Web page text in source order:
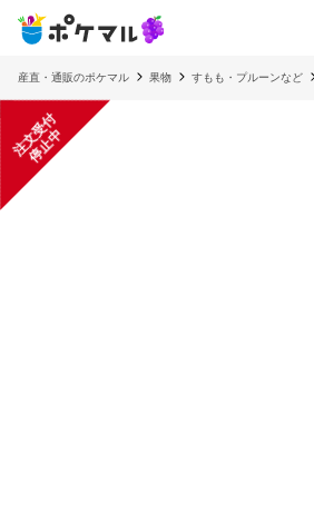
産直・通販のポケマル 果物 すもも・プルーンなど
注
文
受
付
停
止
中